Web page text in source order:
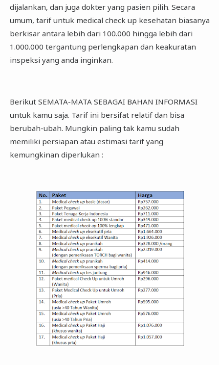
dijalankan, dan juga dokter yang pasien pilih. Secara
umum, tarif untuk medical check up kesehatan biasanya
berkisar antara lebih dari 100.000 hingga lebih dari
1.000.000 tergantung perlengkapan dan keakuratan
inspeksi yang anda inginkan.
Berikut SEMATA-MATA SEBAGAI BAHAN INFORMASI
untuk kamu saja. Tarif ini bersifat relatif dan bisa
berubah-ubah. Mungkin paling tak kamu sudah
memiliki persiapan atau estimasi tarif yang
kemungkinan diperlukan :